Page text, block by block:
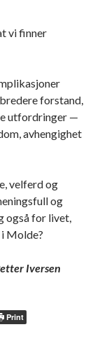
vi finner
forstand,
utfordringer —
avhengighet
velferd og
og
også for livet,
Molde?
Iversen
Print